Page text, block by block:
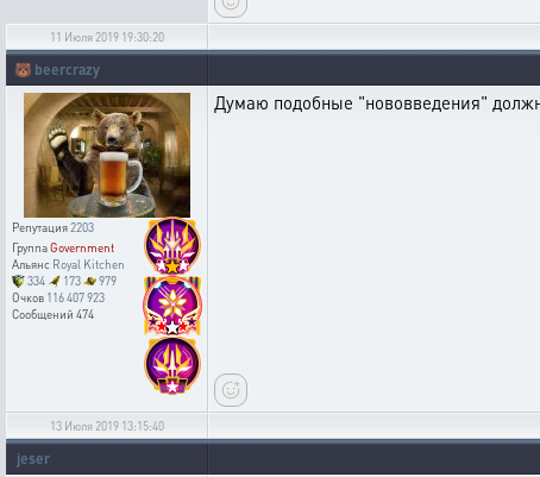
11 Июля 2019 19:30:20
🐻 beercrazy
Репутация2203
ГруппаGovernment
Альянс Royal Kitchen
334
173
979
Очков 116 407 923
Сообщений 474
Думаю подобные "нововведения"
13 Июля 2019 13:15:40
jeser